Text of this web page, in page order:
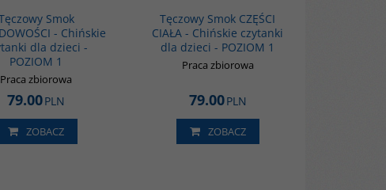
Smok
- Chińskie
dla dzieci -
POZIOM 1
Praca zbiorowa
79.00PLN
ZOBACZ
Tęczowy Smok CZĘŚCI
CIAŁA - Chińskie czytanki
dla dzieci - POZIOM 1
Praca zbiorowa
79.00PLN
ZOBACZ